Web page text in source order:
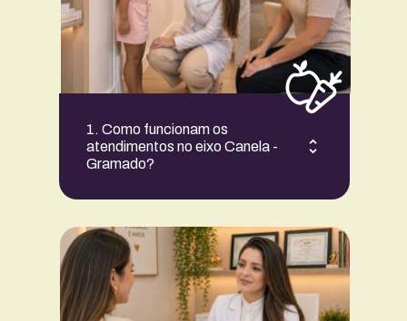
1. Como funcionam os
atendimentos no eixo Canela -
Gramado?
Os atendimentos presenciais ocorrem
em consultórios equipados nas duas
cidades. Também há opção de consulta
100% online por videochamada.